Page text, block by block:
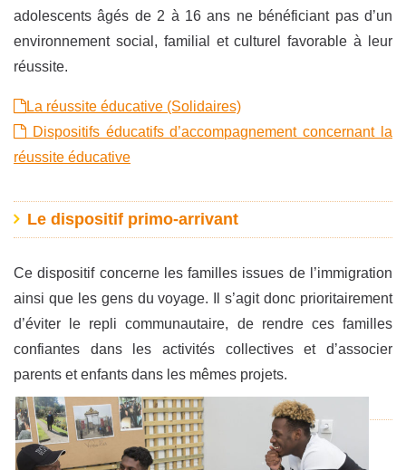
adolescents âgés de 2 à 16 ans ne bénéficiant pas d’un
environnement social, familial et culturel favorable à leur
réussite.
La réussite éducative (Solidaires)
Dispositifs éducatifs d’accompagnement concernant la
réussite éducative
Le dispositif primo-arrivant
Ce dispositif concerne les familles issues de l’immigration
ainsi que les gens du voyage. Il s’agit donc prioritairement
d’éviter le repli communautaire, de rendre ces familles
confiantes dans les activités collectives et d’associer
parents et enfants dans les mêmes projets.